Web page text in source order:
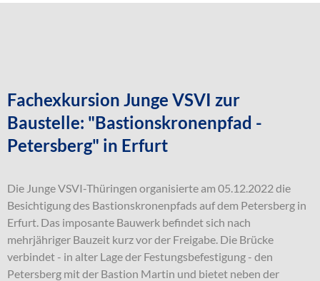
Fachexkursion Junge VSVI zur
Baustelle: "Bastionskronenpfad -
Petersberg" in Erfurt
Die Junge VSVI-Thüringen organisierte am 05.12.2022 die
Besichtigung des Bastionskronenpfads auf dem Petersberg in
Erfurt. Das imposante Bauwerk befindet sich nach
mehrjähriger Bauzeit kurz vor der Freigabe. Die Brücke
verbindet - in alter Lage der Festungsbefestigung - den
Petersberg mit der Bastion Martin und bietet neben der